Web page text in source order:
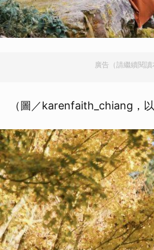
廣告（請繼續閱讀
（圖／karenfaith_chiang，以